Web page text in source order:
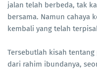
jalan telah berbeda, tak
bersama. Namun cahaya
kembali yang telah
Tersebutlah kisah
dari rahim ibundanya,